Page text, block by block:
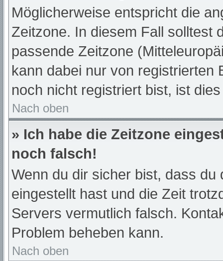
Möglicherweise entspricht die
Zeitzone. In diesem Fall solltest
passende Zeitzone
kann dabei nur von registrierten
noch nicht registriert bist, ist
Nach oben
» Ich habe die Zeitzone
noch falsch!
Wenn du dir sicher bist, dass
eingestellt hast und die Zeit
Servers vermutlich falsch.
Problem beheben kann.
Nach oben